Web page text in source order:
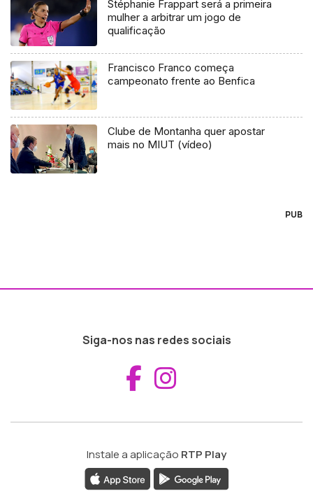
Stéphanie Frappart será a primeira
mulher a arbitrar um jogo de
qualificação
Francisco Franco começa
campeonato frente ao Benfica
Clube de Montanha quer apostar
mais no MIUT (vídeo)
PUB
Siga-nos nas redes sociais
Aceder ao
Instale a aplicação RTP Play